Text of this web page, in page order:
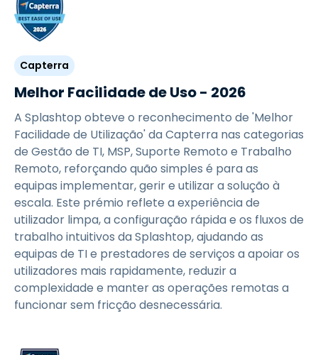
Capterra
Melhor Facilidade de Uso - 2026
A Splashtop obteve o reconhecimento de 'Melhor
Facilidade de Utilização' da Capterra nas categorias
de Gestão de TI, MSP, Suporte Remoto e Trabalho
Remoto, reforçando quão simples é para as
equipas implementar, gerir e utilizar a solução à
escala. Este prémio reflete a experiência de
utilizador limpa, a configuração rápida e os fluxos de
trabalho intuitivos da Splashtop, ajudando as
equipas de TI e prestadores de serviços a apoiar os
utilizadores mais rapidamente, reduzir a
complexidade e manter as operações remotas a
funcionar sem fricção desnecessária.